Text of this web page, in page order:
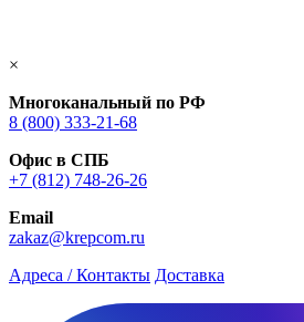
×
Многоканальный по РФ
8 (800) 333‑21-68
Офис в СПБ
+7 (812) 748‑26-26
Email
zakaz@krepcom.ru
Адреса / Контакты Доставка